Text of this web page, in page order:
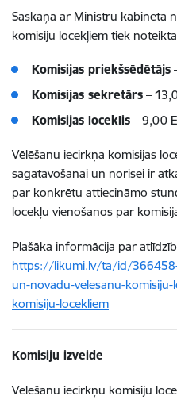
Saskaņā ar Ministru kabineta
komisiju locekļiem tiek
Komisijas priekšsēdētājs
Komisijas sekretārs –
Komisijas loceklis – 9,00
Vēlēšanu iecirkņa komisijas
sagatavošanai un norisei ir
par konkrētu attiecināmo
locekļu vienošanos par
Plašāka informācija par
https://likumi.lv/ta/id/
un-novadu-velesanu-
komisiju-locekliem
Komisiju izveide
Vēlēšanu iecirkņu komisiju